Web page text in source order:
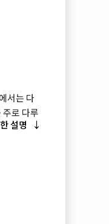
서는 다
로 다루
설명